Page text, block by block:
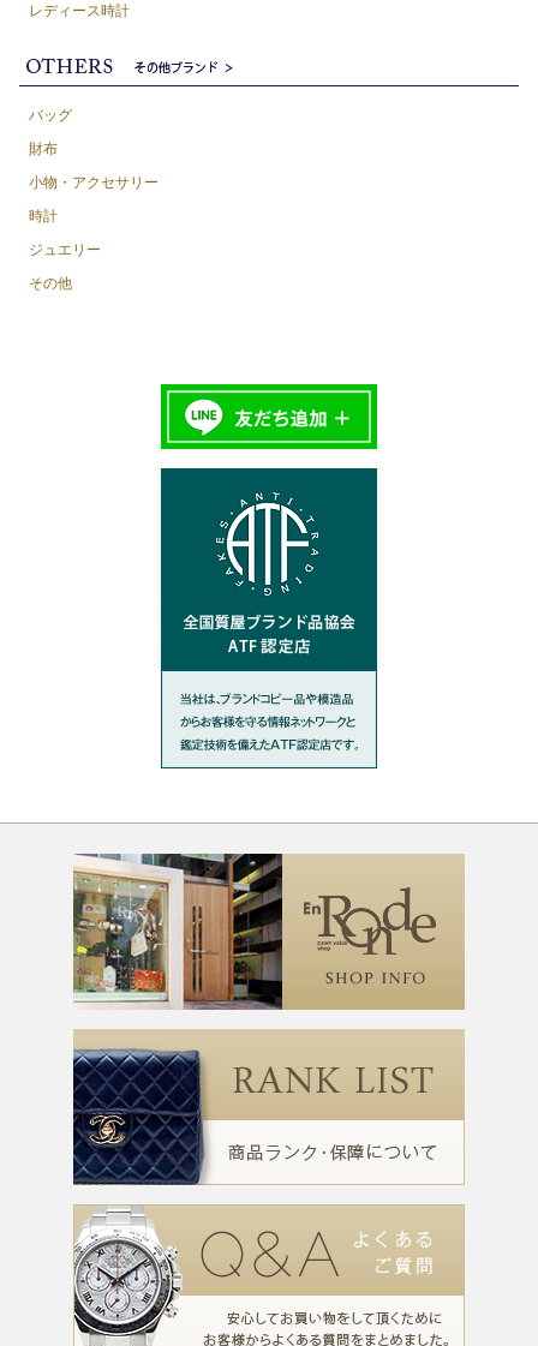
レディース時計
バッグ
財布
小物・アクセサリー
時計
ジュエリー
その他